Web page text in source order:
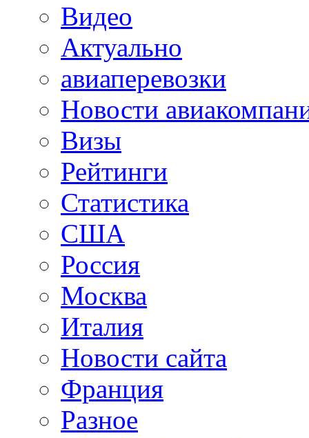
Видео
Актуально
авиаперевозки
Новости
Визы
Рейтинги
Статистика
США
Россия
Москва
Италия
Новости сайта
Франция
Разное